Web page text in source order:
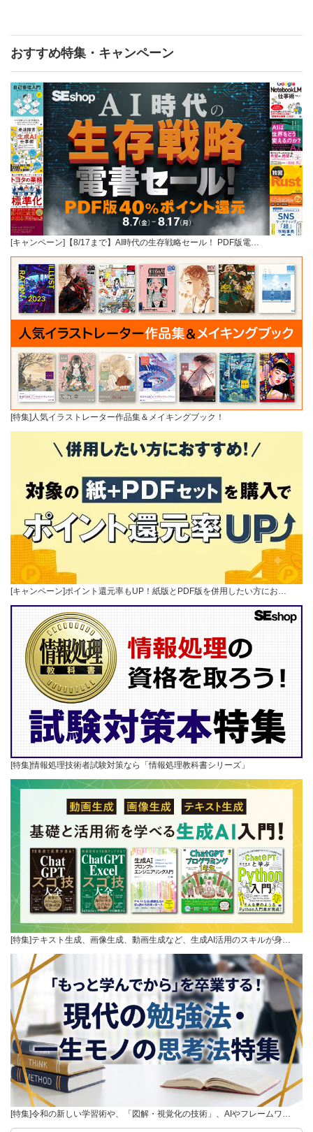
おすすめ特集・キャンペーン
[キャンペーン]【8/17まで】AI時代の生存戦略セール！ PDF版電…
[特集]人気イラストレーター作品集＆メイキングブック！
[キャンペーン]ポイント還元率もUP！紙版とPDF版を併用したい方にお…
[特集]情報処理技術者試験対策なら「情報処理教科書シリーズ」
[特集]テキスト生成、画像生成、動画生成など、生成AI活用のスキルが身…
[特集]令和の新しい学習術や、「図解・視覚化の技術」、AIやフレームワ…